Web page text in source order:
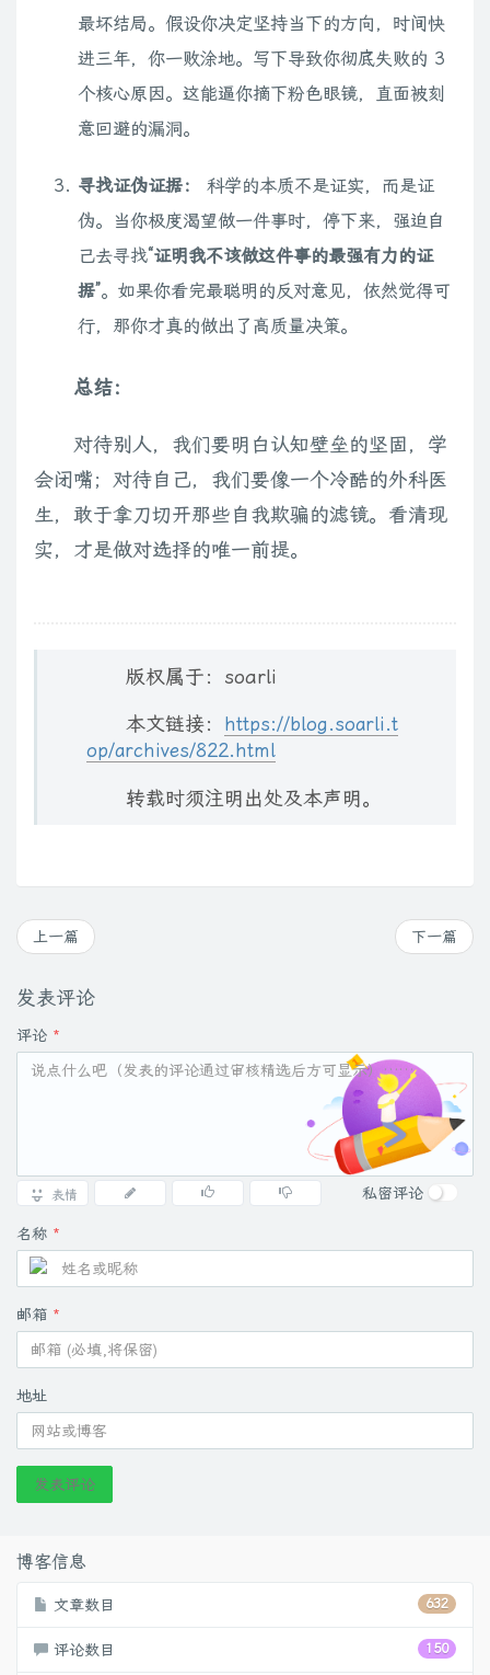
最坏结局。假设你决定坚持当下的方向，时间快
进三年，你一败涂地。写下导致你彻底失败的 3
个核心原因。这能逼你摘下粉色眼镜，直面被刻
意回避的漏洞。
寻找证伪证据：
科学的本质不是证实，而是证
伪。当你极度渴望做一件事时，停下来，强迫自
己去寻找“证明我不该做这件事的最强有力的证
据”。如果你看完最聪明的反对意见，依然觉得可
行，那你才真的做出了高质量决策。
总结：
对待别人，我们要明白认知壁垒的坚固，学
会闭嘴；对待自己，我们要像一个冷酷的外科医
生，敢于拿刀切开那些自我欺骗的滤镜。看清现
实，才是做对选择的唯一前提。
版权属于：soarli
本文链接：
https://blog.soarli.t
op/archives/822.html
转载时须注明出处及本声明。
下一篇
上一篇
发表评论
评论 *
表情 私密评论
名称 *
邮箱 *
地址
发表评论
博客信息
632
文章数目
150
评论数目